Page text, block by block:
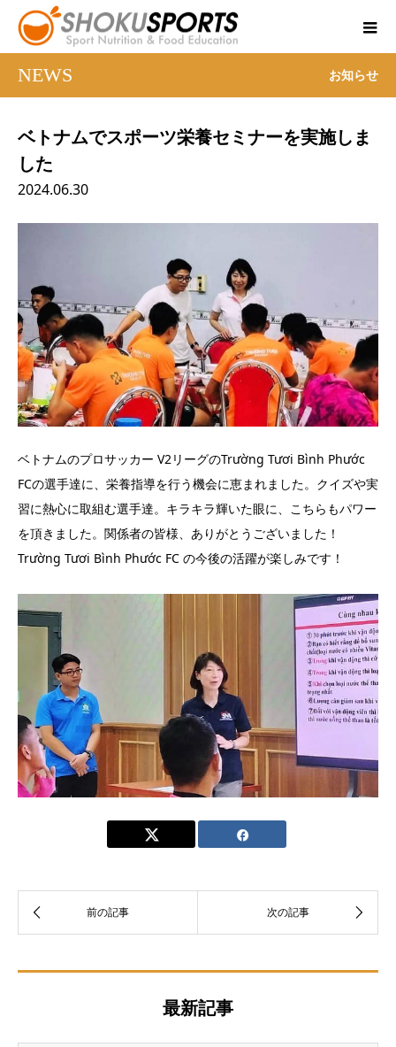
NEWS お知らせ
ベトナムでスポーツ栄養セミナーを実施しま
した
2024.06.30
ベトナムのプロサッカー V2リーグのTrường Tươi Bình Phước
FCの選手達に、栄養指導を行う機会に恵まれました。クイズや実
習に熱心に取組む選手達。キラキラ輝いた眼に、こちらもパワー
を頂きました。関係者の皆様、ありがとうございました！
Trường Tươi Bình Phước FC の今後の活躍が楽しみです！
最新記事